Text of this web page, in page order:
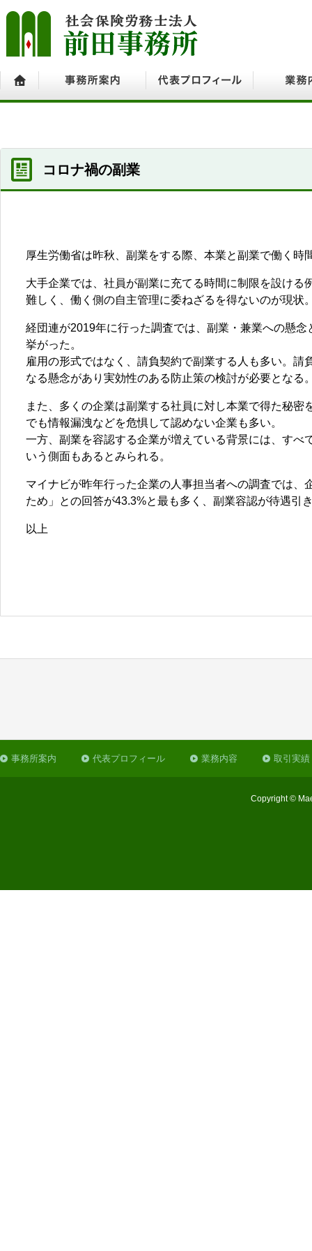
コロナ禍の副業
厚生労働省は昨秋、副業をする際、本業と副業で働く
大手企業では、社員が副業に充てる時間に制限を設け
難しく、働く側の自主管理に委ねざるを得ないのが現状
経団連が2019年に行った調査では、副業・兼業への懸
挙がった。
雇用の形式ではなく、請負契約で副業する人も多い。
なる懸念があり実効性のある防止策の検討が必要となる
また、多くの企業は副業する社員に対し本業で得た秘
でも情報漏洩などを危惧して認めない企業も多い。
一方、副業を容認する企業が増えている背景には、す
いう側面もあるとみられる。
マイナビが昨年行った企業の人事担当者への調査では
ため」との回答が43.3%と最も多く、副業容認が待遇引
以上
事務所案内 代表プロフィール 業務内容 取引実績
Copyright ©